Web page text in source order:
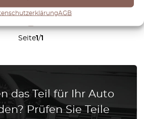
AGB
Seite1/1
1
das Teil für Ihr Auto
Prüfen Sie Teile